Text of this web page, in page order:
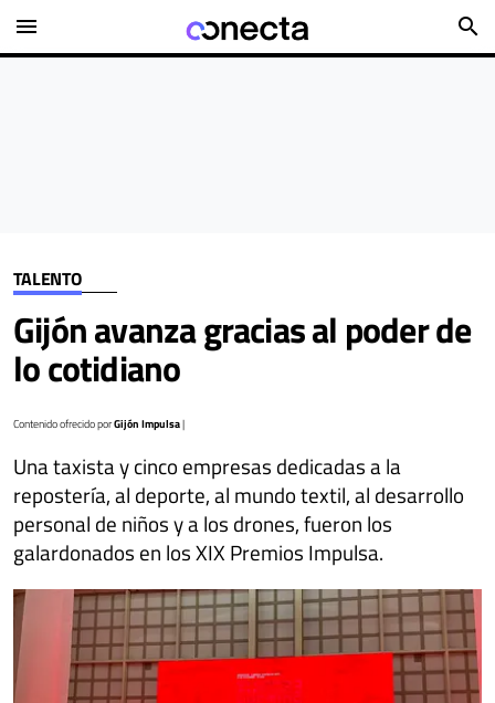
menu search
TALENTO
Gijón avanza gracias al poder de
lo cotidiano
Contenido ofrecido porGijón Impulsa|
Una taxista y cinco empresas dedicadas a la
repostería, al deporte, al mundo textil, al desarrollo
personal de niños y a los drones, fueron los
galardonados en los XIX Premios Impulsa.